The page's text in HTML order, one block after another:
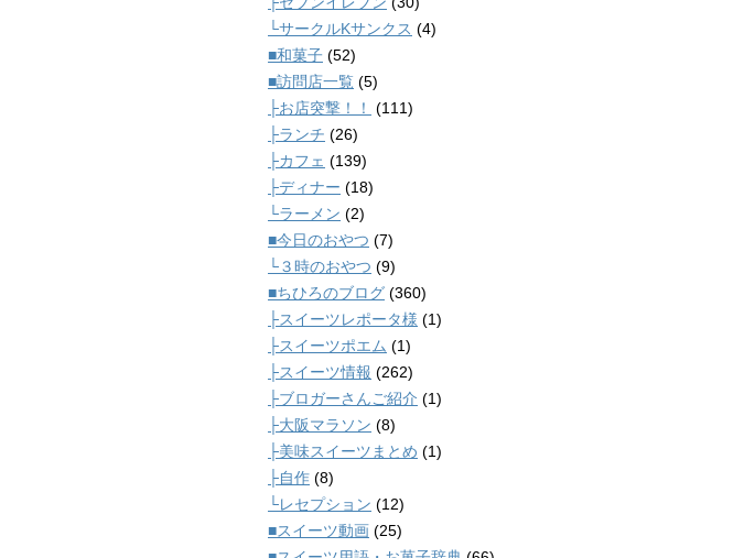
└サークルKサンクス (4)
■和菓子 (52)
■訪問店一覧 (5)
├お店突撃！！
(111)
├ランチ (26)
├カフェ (139)
├ディナー (18)
└ラーメン (2)
■今日のおやつ (7)
└３時のおやつ (9)
■ちひろのブログ (360)
├スイーツレポータ様 (1)
├スイーツポエム (1)
├スイーツ情報 (262)
├ブロガーさんご紹介 (1)
├大阪マラソン (8)
├美味スイーツまとめ (1)
├自作 (8)
└レセプション (12)
■スイーツ動画 (25)